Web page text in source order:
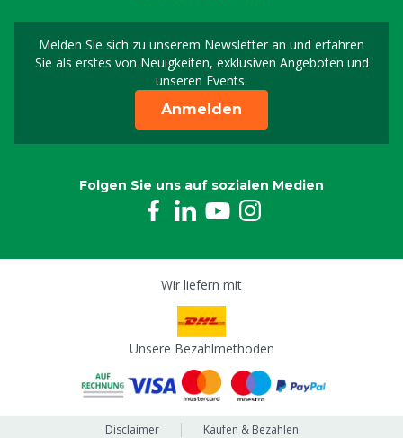
Melden Sie sich zu unserem Newsletter an und erfahren
Sie als erstes von Neuigkeiten, exklusiven Angeboten und
unseren Events.
Melden Sie sich für
Anmelden
Folgen Sie uns auf sozialen Medien
Wir liefern mit
Unsere Bezahlmethoden
Disclaimer Kaufen & Bezahlen